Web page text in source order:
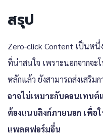
สรุป
Zero-click Content เป็นหนึ่
ที่น่าสนใจ เพราะนอกจากจ
หลักแล้ว ยังสามารถส่งเสริม
อาจไม่เหมาะกับคอนเทนต์
ต้องแนบลิงก์ภายนอก เพื่อ
แพลตฟอร์มอื่น